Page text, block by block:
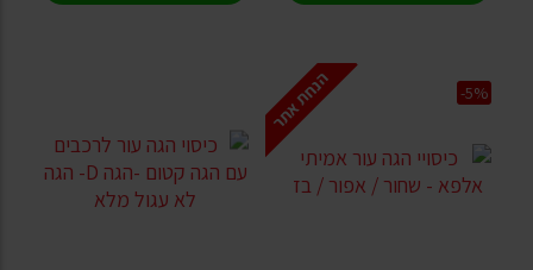
הנחת אתר -5%